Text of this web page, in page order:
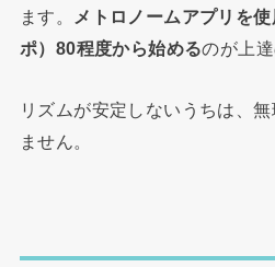
ます。
メトロノームアプリを
ポ）80程度から始めるのが上達
リズムが安定しないうちは、
ません。